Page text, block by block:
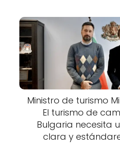
Ministro de turismo
El turismo de
Bulgaria necesita
clara y